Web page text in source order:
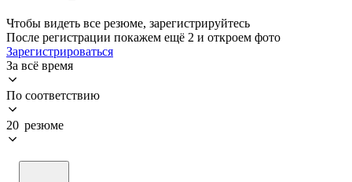
Чтобы видеть все резюме, зарегистрируйтесь
После регистрации покажем ещё 2 и откроем фото
Зарегистрироваться
За всё время
По соответствию
20 резюме